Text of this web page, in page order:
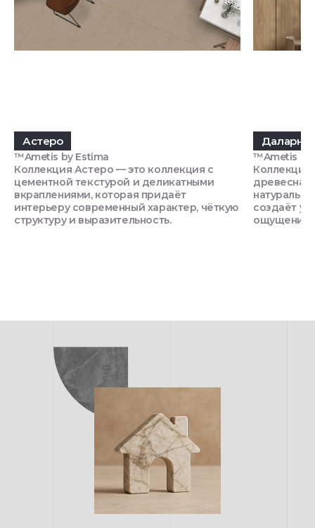
Астеро
™Ametis by Estima
Коллекция Астеро — это коллекция с
цементной текстурой и деликатными
вкраплениями, которая придаёт
интерьеру современный характер, чёткую
структуру и выразительность.
Даларна
™Ametis by
Коллекция
древесная
создаёт
ощущение